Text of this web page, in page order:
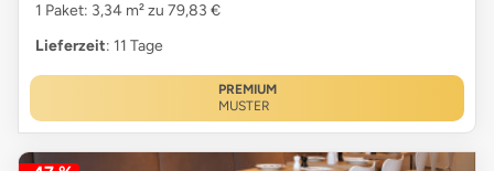
1 Paket: 3,34 m² zu 79,83 €
Lieferzeit: 11 Tage
PREMIUM
MUSTER